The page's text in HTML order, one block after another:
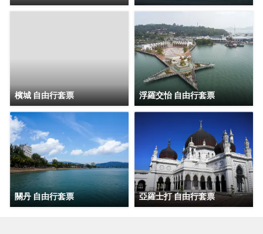
檳城 自由行套票 浮羅交怡 自由行套票
關丹 自由行套票 亞羅士打 自由行套票